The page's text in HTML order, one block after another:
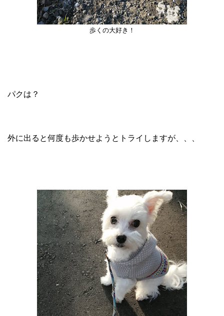
歩くの大好き！
パクは？
外に出ると何度も歩かせようとトライしますが、、、